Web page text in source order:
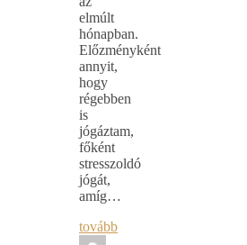
elmúlt
hónapban.
Előzményként
annyit,
hogy
régebben
is
jógáztam,
főként
stresszoldó
jógát,
amíg…
tovább